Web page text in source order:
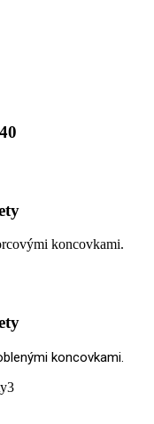
koncovkami.
koncovkami.